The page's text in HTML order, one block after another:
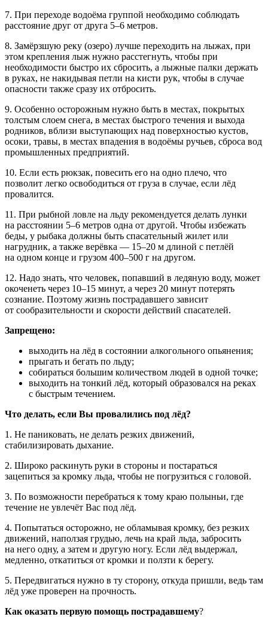
7. При переходе водоёма группой необходимо соблюдать
расстояние друг от друга 5–6 метров.
8. Замёрзшую реку (озеро) лучше переходить на лыжах, при
этом крепления лыж нужно расстегнуть, чтобы при
необходимости быстро их сбросить, а лыжные палки держать
в руках, не накидывая петли на кисти рук, чтобы в случае
опасности также сразу их отбросить.
9. Особенно осторожным нужно быть в местах, покрытых
толстым слоем снега, в местах быстрого течения и выхода
родников, вблизи выступающих над поверхностью кустов,
осоки, травы, в местах впадения в водоёмы ручьев, сброса вод
промышленных предприятий.
10. Если есть рюкзак, повесить его на одно плечо, что
позволит легко освободиться от груза в случае, если лёд
провалится.
11. При рыбной ловле на льду рекомендуется делать лунки
на расстоянии 5–6 метров одна от другой. Чтобы избежать
беды, у рыбака должны быть спасательный жилет или
нагрудник, а также верёвка — 15–20 м длиной с петлёй
на одном конце и грузом 400–500 г на другом.
12. Надо знать, что человек, попавший в ледяную воду, может
окоченеть через 10–15 минут, а через 20 минут потерять
сознание. Поэтому жизнь пострадавшего зависит
от сообразительности и скорости действий спасателей.
Запрещено:
выходить на лёд в состоянии алкогольного опьянения;
прыгать и бегать по льду;
собираться большим количеством людей в одной точке;
выходить на тонкий лёд, который образовался на реках
с быстрым течением.
Что делать, если Вы провалились под лёд?
1. Не паниковать, не делать резких движений,
стабилизировать дыхание.
2. Широко раскинуть руки в стороны и постараться
зацепиться за кромку льда, чтобы не погрузиться с головой.
3. По возможности перебраться к тому краю полыньи, где
течение не увлечёт Вас под лёд.
4. Попытаться осторожно, не обламывая кромку, без резких
движений, наползая грудью, лечь на край льда, забросить
на него одну, а затем и другую ногу. Если лёд выдержал,
медленно, откатиться от кромки и ползти к берегу.
5. Передвигаться нужно в ту сторону, откуда пришли, ведь там
лёд уже проверен на прочность.
Как оказать первую помощь пострадавшему?